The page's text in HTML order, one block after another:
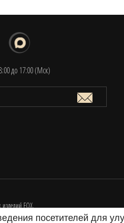
до 17:00 (Мск)
FOX.
посетителей для